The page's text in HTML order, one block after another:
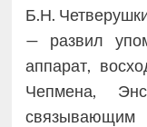
Б.Н.
— развил
аппарат,
Чепмена,